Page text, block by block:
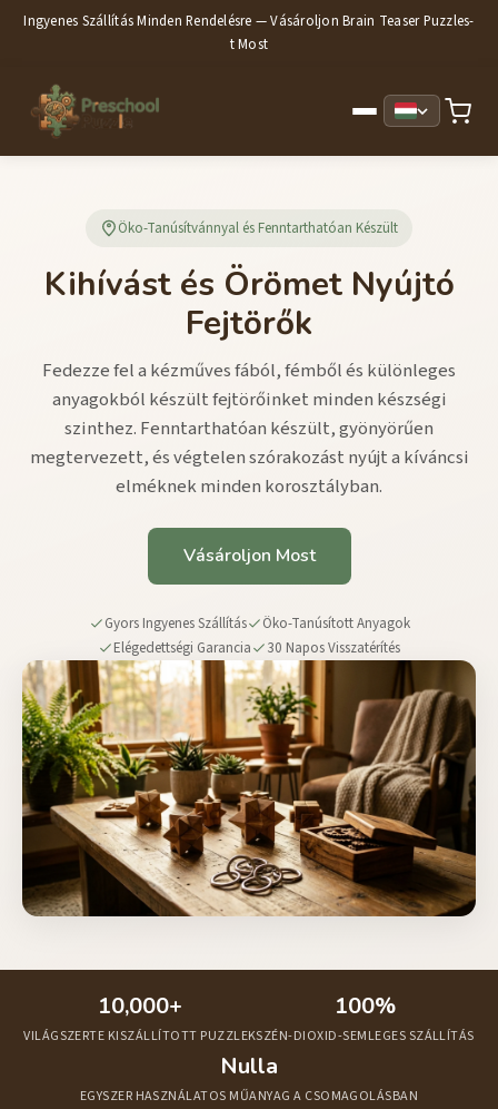
Ingyenes Szállítás Minden Rendelésre — Vásároljon Brain Teaser Puzzles-
t Most
Öko-Tanúsítvánnyal és Fenntarthatóan Készült
Kihívást és Örömet Nyújtó
Fejtörők
Fedezze fel a kézműves fából, fémből és különleges
anyagokból készült fejtörőinket minden készségi
szinthez. Fenntarthatóan készült, gyönyörűen
megtervezett, és végtelen szórakozást nyújt a kíváncsi
elméknek minden korosztályban.
Vásároljon Most
Gyors Ingyenes Szállítás
Öko-Tanúsított Anyagok
Elégedettségi Garancia
30 Napos Visszatérítés
Hatásunk Eddig
10,000+
VILÁGSZERTE KISZÁLLÍTOTT PUZZLEK
100%
SZÉN-DIOXID-SEMLEGES SZÁLLÍTÁS
Nulla
EGYSZER HASZNÁLATOS MŰANYAG A CSOMAGOLÁSBAN